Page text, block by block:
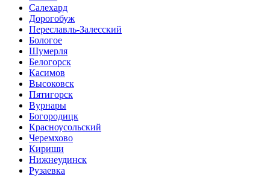
Салехард
Дорогобуж
Переславль-Залесский
Бологое
Шумерля
Белогорск
Касимов
Высоковск
Пятигорск
Вурнары
Богородицк
Красноусольский
Черемхово
Кириши
Нижнеудинск
Рузаевка